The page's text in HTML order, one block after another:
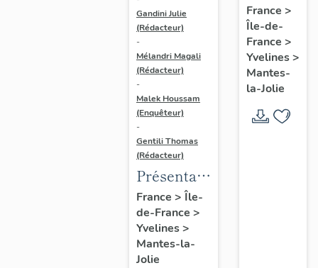
Gandini Julie
(Rédacteur)
-
Mélandri Magali
(Rédacteur)
-
Malek Houssam
(Enquêteur)
-
Gentili Thomas
(Rédacteur)
Présentation
de l'étude
France > Île-
de-France >
Yvelines>
Mantes-la-
Jolie
de
Mantes-
la-Jolie
France >
Île-de-
France >
Yvelines>
Mantes-
la-Jolie